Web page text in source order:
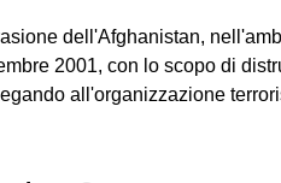
dell'Afghanistan,
2001, con lo scopo di
all'organizzazione